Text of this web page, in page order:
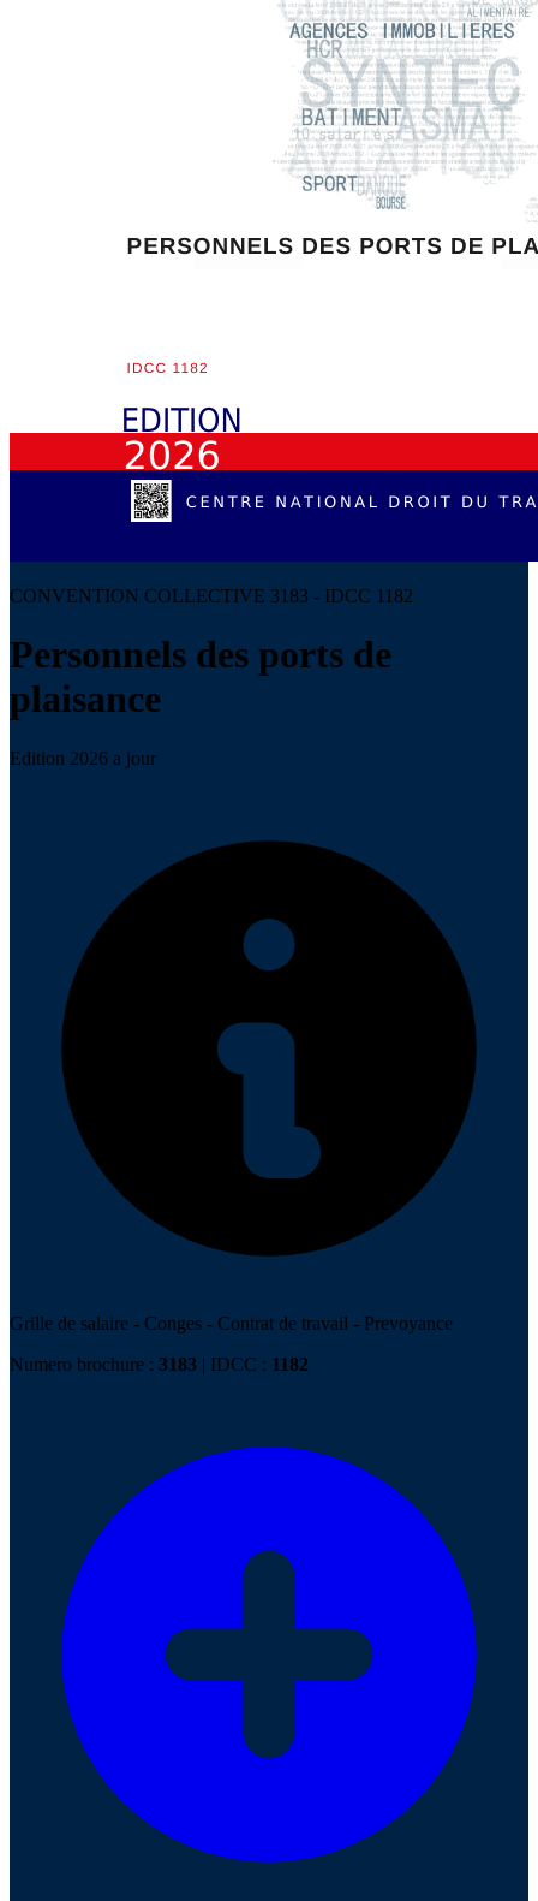
CONVENTION COLLECTIVE 3183 - IDCC 1182
Personnels des ports de
plaisance
Edition 2026 a jour
Grille de salaire - Conges - Contrat de travail - Prevoyance
Numero brochure : 3183 | IDCC : 1182